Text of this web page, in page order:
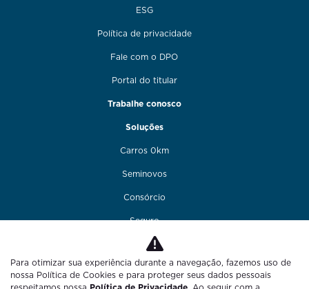
ESG
Política de privacidade
Fale com o DPO
Portal do titular
Trabalhe conosco
Soluções
Carros 0km
Seminovos
Consórcio
Seguro
Financiamento
Funilaria e pintura
Para otimizar sua experiência durante a navegação, fazemos uso de
nossa Política de Cookies e para proteger seus dados pessoais